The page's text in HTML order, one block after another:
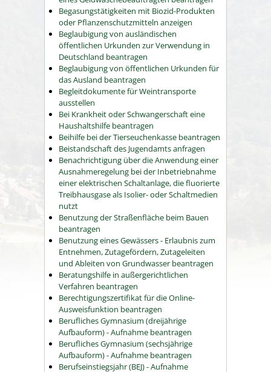
Begasungstätigkeiten mit Biozid-Produkten
oder Pflanzenschutzmitteln anzeigen
Beglaubigung von ausländischen
öffentlichen Urkunden zur Verwendung in
Deutschland beantragen
Beglaubigung von öffentlichen Urkunden für
das Ausland beantragen
Begleitdokumente für Weintransporte
ausstellen
Bei Krankheit oder Schwangerschaft eine
Haushaltshilfe beantragen
Beihilfe bei der Tierseuchenkasse beantragen
Beistandschaft des Jugendamts anfragen
Benachrichtigung über die Anwendung einer
Ausnahmeregelung bei der Inbetriebnahme
einer elektrischen Schaltanlage, die fluorierte
Treibhausgase als Isolier- oder Schaltmedien
nutzt
Benutzung der Straßenfläche beim Bauen
beantragen
Benutzung eines Gewässers - Erlaubnis zum
Entnehmen, Zutagefördern, Zutageleiten
und Ableiten von Grundwasser beantragen
Beratungshilfe in außergerichtlichen
Verfahren beantragen
Berechtigungszertifikat für die Online-
Ausweisfunktion beantragen
Berufliches Gymnasium (dreijährige
Aufbauform) - Aufnahme beantragen
Berufliches Gymnasium (sechsjährige
Aufbauform) - Aufnahme beantragen
Berufseinstiegsjahr (BEJ) - Aufnahme